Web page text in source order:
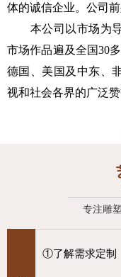
体的诚信企业。公司
本公司以市场为导
市场作品遍及全国30
德国、美国及中东、
视和社会各界的广泛赞
专注雕
①了解需求定制